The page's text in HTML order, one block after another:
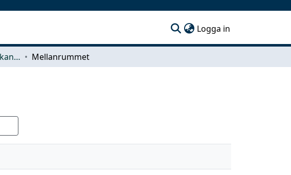
Logga in
Examensarbeten för kandidatexamen Mellanrummet